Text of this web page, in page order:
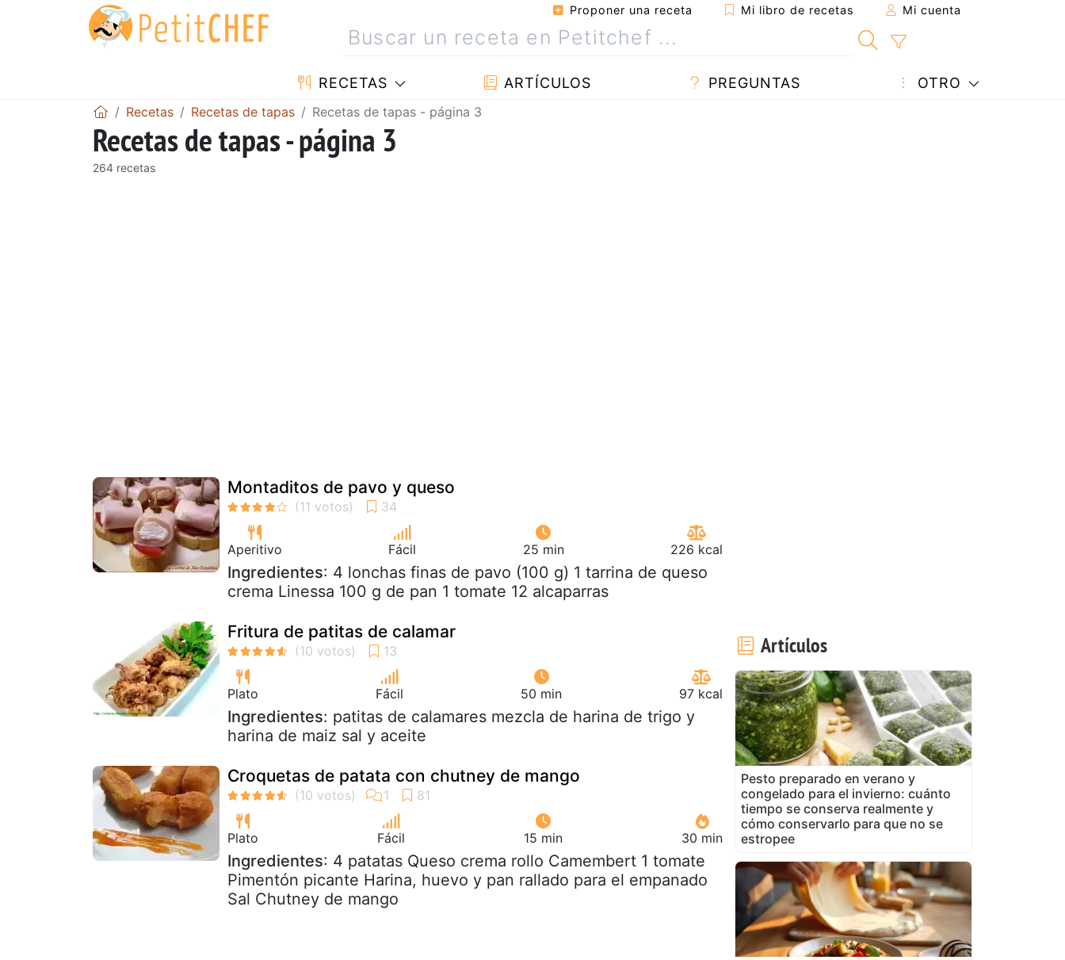
Proponer una receta Mi libro de recetas Mi cuenta
RECETAS ARTÍCULOS PREGUNTAS OTRO
Recetas Recetas de tapas Recetas de tapas - página 3
Recetas de tapas - página 3
264 recetas
Montaditos de pavo y queso
Aperitivo Fácil 25 min 226 kcal
Ingredientes: 4 lonchas finas de pavo (100 g) 1 tarrina de queso
crema Linessa 100 g de pan 1 tomate 12 alcaparras
Fritura de patitas de calamar
Plato Fácil 50 min 97 kcal
Ingredientes: patitas de calamares mezcla de harina de trigo y
harina de maiz sal y aceite
Croquetas de patata con chutney de mango
Plato Fácil 15 min 30 min
Ingredientes: 4 patatas Queso crema rollo Camembert 1 tomate
Pimentón picante Harina, huevo y pan rallado para el empanado
Sal Chutney de mango
Artículos
Pesto preparado en verano y
congelado para el invierno: cuánto
tiempo se conserva realmente y
cómo conservarlo para que no se
estropee